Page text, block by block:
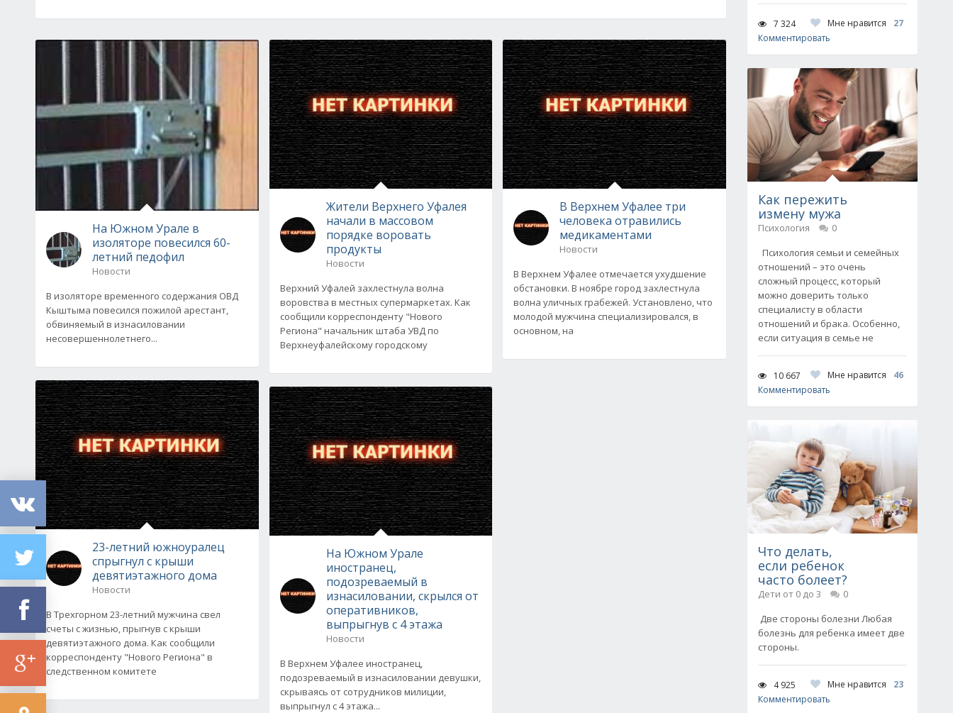
На Южном Урале в
изоляторе повесился 60-
летний педофил
Новости
В изоляторе временного содержания ОВД
Кыштыма повесился пожилой арестант,
обвиняемый в изнасиловании
несовершеннолетнего...
23-летний южноуралец
спрыгнул с крыши
девятиэтажного дома
Новости
В Трехгорном 23-летний мужчина свел
счеты с жизнью, прыгнув с крыши
девятиэтажного дома. Как сообщили
корреспонденту "Нового Региона" в
следственном комитете
Жители Верхнего Уфалея
начали в массовом
порядке воровать
продукты
Новости
Верхний Уфалей захлестнула волна
воровства в местных супермаркетах. Как
сообщили корреспонденту "Нового
Региона" начальник штаба УВД по
Верхнеуфалейскому городскому
На Южном Урале
иностранец,
подозреваемый в
изнасиловании, скрылся от
оперативников,
выпрыгнув с 4 этажа
Новости
В Верхнем Уфалее иностранец,
подозреваемый в изнасиловании девушки,
скрываясь от сотрудников милиции,
выпрыгнул с 4 этажа...
В Верхнем Уфалее три
человека отравились
медикаментами
Новости
В Верхнем Уфалее отмечается ухудшение
обстановки. В ноябре город захлестнула
волна уличных грабежей. Установлено, что
молодой мужчина специализировался, в
основном, на
7 324 Мне нравится
27
Комментировать
Как пережить
измену мужа
Психология
0
Психология семьи и семейных
отношений – это очень
сложный процесс, который
можно доверить только
специалисту в области
отношений и брака. Особенно,
если ситуация в семье не
10 667 Мне нравится
46
Комментировать
Что делать,
если ребенок
часто болеет?
Дети от 0 до 3
0
Две стороны болезни Любая
болезнь для ребенка имеет две
стороны.
4 925 Мне нравится
23
Комментировать